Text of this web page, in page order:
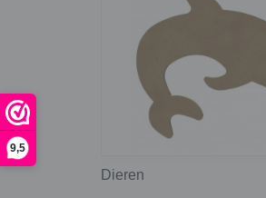
9,5
Dieren